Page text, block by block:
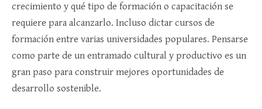
crecimiento y qué tipo de formación o capacitación se
requiere para alcanzarlo. Incluso dictar cursos de
formación entre varias universidades populares. Pensarse
como parte de un entramado cultural y productivo es un
gran paso para construir mejores oportunidades de
desarrollo sostenible.